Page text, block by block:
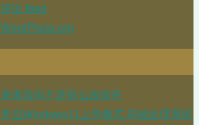
评论 feed
WordPress.org
原来我也不是那么放得开
开启Windows11上帝模式 高效处理系统